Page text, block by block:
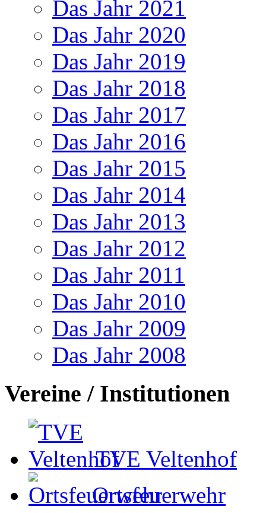
Das Jahr 2021
Das Jahr 2020
Das Jahr 2019
Das Jahr 2018
Das Jahr 2017
Das Jahr 2016
Das Jahr 2015
Das Jahr 2014
Das Jahr 2013
Das Jahr 2012
Das Jahr 2011
Das Jahr 2010
Das Jahr 2009
Das Jahr 2008
Vereine / Institutionen
TVE Veltenhof
Ortsfeuerwehr